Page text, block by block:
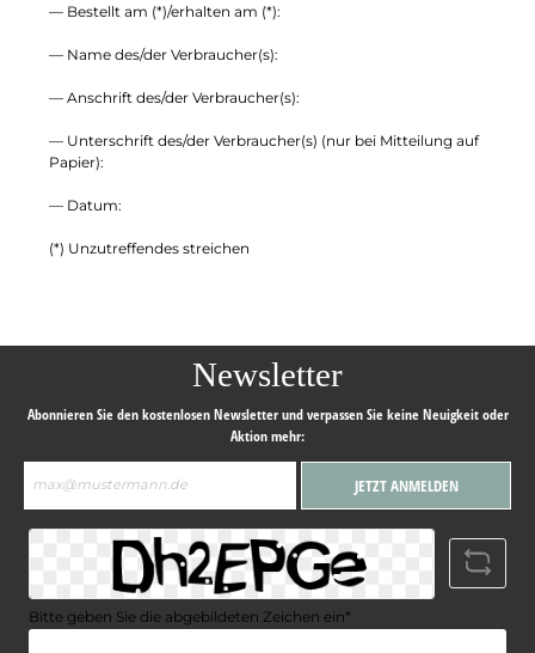
— Bestellt am (*)/erhalten am (*):
— Name des/der Verbraucher(s):
— Anschrift des/der Verbraucher(s):
— Unterschrift des/der Verbraucher(s) (nur bei Mitteilung auf
Papier):
— Datum:
(*) Unzutreffendes streichen
Newsletter
Abonnieren Sie den kostenlosen Newsletter und verpassen Sie keine Neuigkeit oder
Aktion mehr:
Mail-
Adresse*
JETZT ANMELDEN
Bitte geben Sie die abgebildeten Zeichen ein*